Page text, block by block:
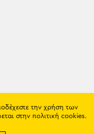
την χρήση των
στην πολιτική cookies.